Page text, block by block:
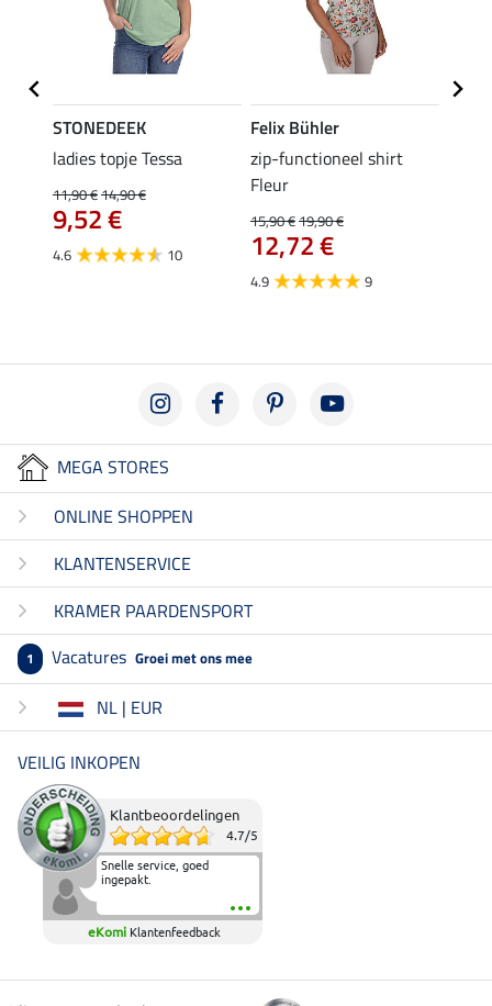
STONEDEEK
ladies topje Tessa
11,90 €14,90 €
9,52 €
4.6 10
Felix Bühler
zip-functioneel shirt
Fleur
15,90 €19,90 €
12,72 €
4.9 9
MEGA STORES
ONLINE SHOPPEN
KLANTENSERVICE
KRAMER PAARDENSPORT
1 Vacatures Groei met ons mee
NL | EUR
VEILIG INKOPEN
Klantbeoordelingen
4.7/5
Snelle service, goed
ingepakt.
eKomi Klantenfeedback